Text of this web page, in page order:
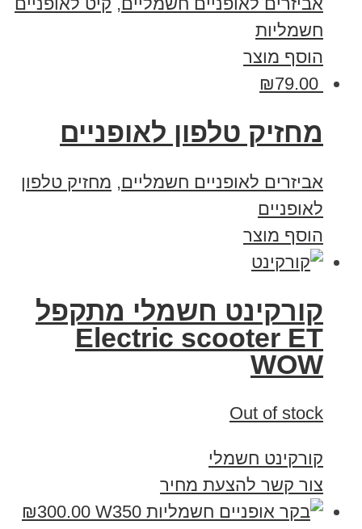
חשמליות
הוסף מוצר
₪79.00
מחזיק טלפון לאופניים
אביזרים לאופניים חשמליים, מחזיק טלפון
לאופניים
הוסף מוצר
קורקינט חשמלי מתקפל
Electric scooter ET
WOW
Out of stock
קורקינט חשמלי
צור קשר להצעת מחיר
₪300.00